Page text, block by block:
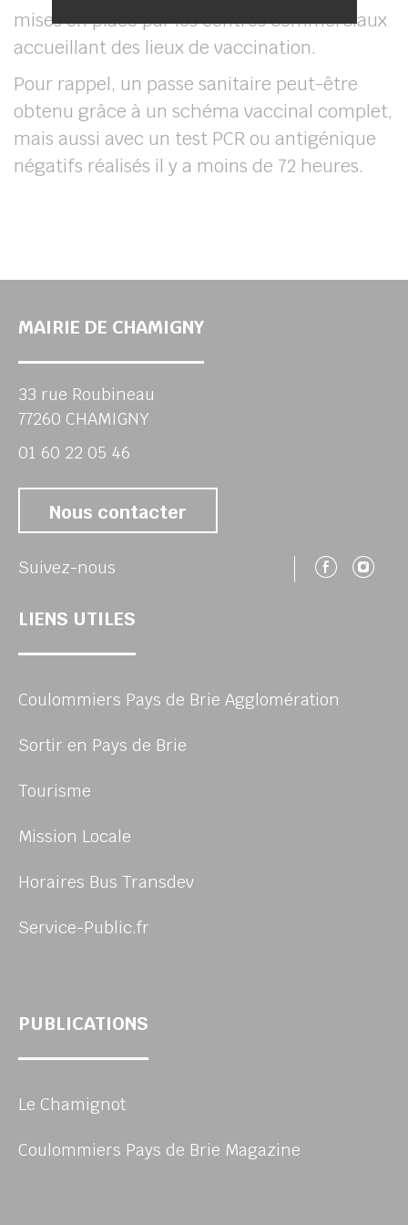
mises en place par les centres commerciaux
accueillant des lieux de vaccination.
Pour rappel, un passe sanitaire peut-être
obtenu grâce à un schéma vaccinal complet,
mais aussi avec un test PCR ou antigénique
négatifs réalisés il y a moins de 72 heures.
MAIRIE DE CHAMIGNY
33 rue Roubineau
77260 CHAMIGNY
01 60 22 05 46
Nous contacter
Suivez-nous
LIENS UTILES
Coulommiers Pays de Brie Agglomération
Sortir en Pays de Brie
Tourisme
Mission Locale
Horaires Bus Transdev
Service-Public.fr
PUBLICATIONS
Le Chamignot
Coulommiers Pays de Brie Magazine